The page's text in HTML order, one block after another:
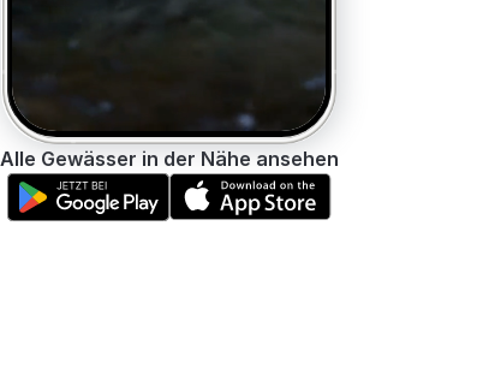
Alle Gewässer in der Nähe ansehen